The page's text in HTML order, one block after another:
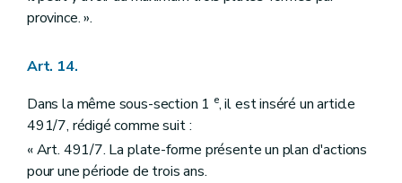
province. ».
Art. 14.
Dans la même sous-section 1 e, il est inséré un article
491/7, rédigé comme suit :
« Art. 491/7. La plate-forme présente un plan d'actions
pour une période de trois ans.